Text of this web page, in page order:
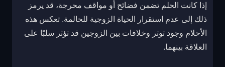
إذا كانت الحلم تضمن فضائح أو مواقف محرجة، قد يرمز
ذلك إلى عدم استقرار الحياة الزوجية للحالمة. تعكس هذه
الأحلام وجود توتر وخلافات بين الزوجين قد تؤثر سلبًا على
العلاقة بينهما.